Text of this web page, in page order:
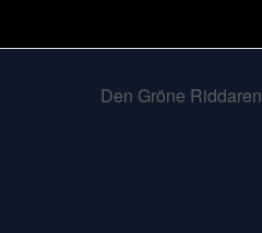
Den Gröne Riddaren